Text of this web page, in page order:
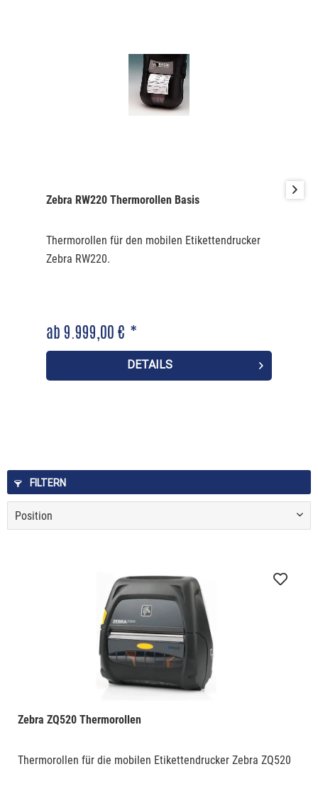
Zebra RW220 Thermorollen Basis
Thermorollen für den mobilen Etikettendrucker
Zebra RW220.
ab 9.999,00 € *
DETAILS
FILTERN
Zebra ZQ520 Thermorollen
Thermorollen für die mobilen Etikettendrucker Zebra ZQ520